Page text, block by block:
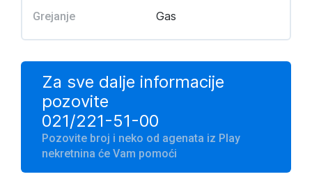
Grejanje Gas
Za sve dalje informacije
pozovite
021/221-51-00
Pozovite broj i neko od agenata iz Play
nekretnina će Vam pomoći